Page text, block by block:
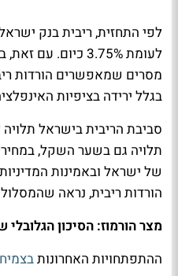
לעומת 3.75%
מסרים שמאפשרים הורדות
בגלל ירידה בציפיות
סביבת הריבית בישראל
תלויה גם בשער השקל,
של ישראל ובאמינות
הורדות ריבית, נראה שהמסלול
מצר הורמוז: הסיכון
ההתפתחויות האחרונות